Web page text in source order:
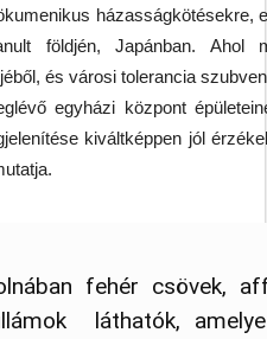
házasságkötésekre,
földjén, Japánban.
és városi tolerancia
egyházi központ
kiváltképpen jól
fehér csövek,
láthatók,